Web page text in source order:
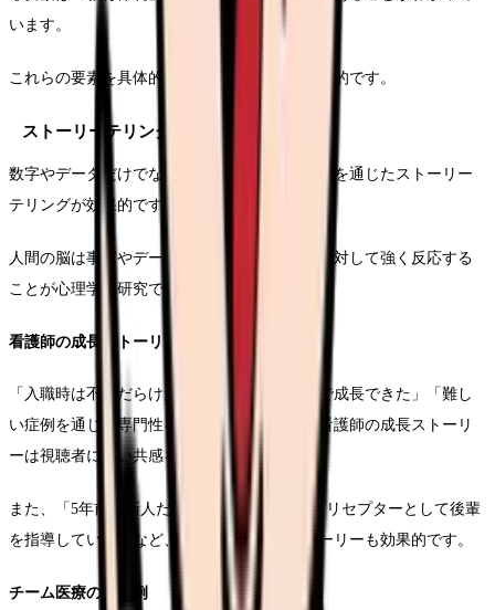
います。
これらの要素を具体的に伝える内容設計が効果的です。
ストーリーテリングの活用
数字やデータだけでなく、実際の看護師の体験を通じたストーリー
テリングが効果的です。
人間の脳は事実やデータよりも、ストーリーに対して強く反応する
ことが心理学的研究でも証明されています。
看護師の成長ストーリー
「入職時は不安だらけだったが、先輩の支援で成長できた」「難し
い症例を通じて専門性を高められた」など、看護師の成長ストーリ
ーは視聴者に強い共感を生みます。
また、「5年前は新人だった看護師が今ではプリセプターとして後輩
を指導している」など、時間軸を持ったストーリーも効果的です。
チーム医療の実践例